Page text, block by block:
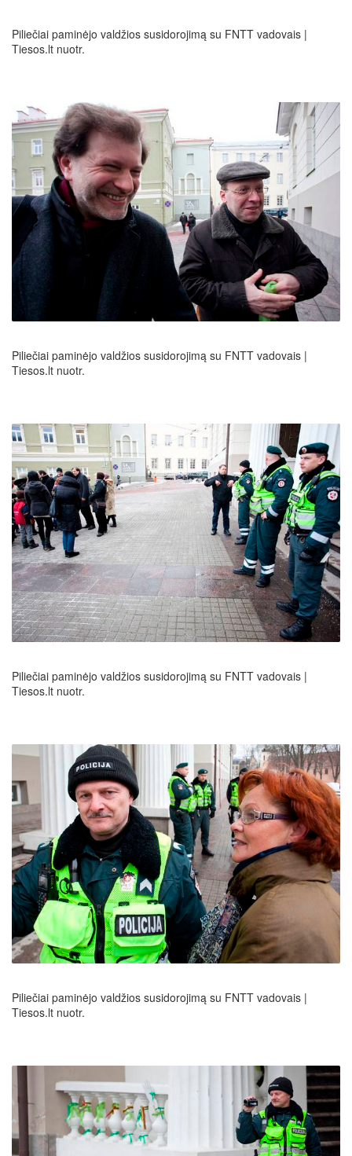
Piliečiai paminėjo valdžios susidorojimą su FNTT vadovais |
Tiesos.lt nuotr.
Piliečiai paminėjo valdžios susidorojimą su FNTT vadovais |
Tiesos.lt nuotr.
Piliečiai paminėjo valdžios susidorojimą su FNTT vadovais |
Tiesos.lt nuotr.
Piliečiai paminėjo valdžios susidorojimą su FNTT vadovais |
Tiesos.lt nuotr.